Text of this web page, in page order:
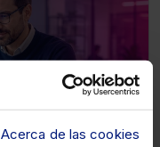
Acerca de las cookies